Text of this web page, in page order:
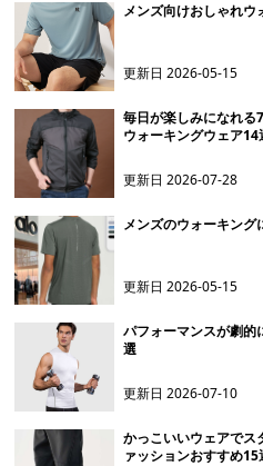
メンズ向けおしゃれ
更新日2026-05-15
毎日が楽しみになれる
ウォーキングウェア14
更新日2026-07-28
メンズのウォーキング
更新日2026-05-15
パフォーマンスが劇的
選
更新日2026-07-10
かっこいいウェアでス
ァッションおすすめ15